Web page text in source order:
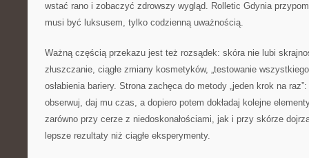
wstać rano i zobaczyć zdrowszy wygląd. Rolletic Gdynia
musi być luksusem, tylko codzienną uważnością.
Ważną częścią przekazu jest też rozsądek: skóra nie lubi
złuszczanie, ciągłe zmiany kosmetyków, „testowanie
osłabienia bariery. Strona zachęca do metody „jeden krok na
obserwuj, daj mu czas, a dopiero potem dokładaj kolejne
zarówno przy cerze z niedoskonałościami, jak i przy skórze
lepsze rezultaty niż ciągłe eksperymenty.